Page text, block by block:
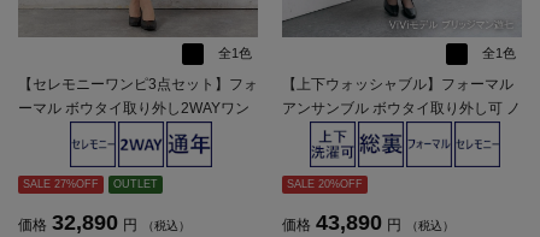
全1色
【セレモニーワンピ3点セット】フォ
ーマル ボウタイ取り外し2WAYワン
ピース／ツイード調ジャケット／V
開きジャケット SOFFICE 通年 礼服
【レディース】
SALE 27%OFF OUTLET
価格 32,890 円 （税込）
全1色
【上下ウォッシャブル】フォーマル
アンサンブル ボウタイ取り外し可 ノ
ーカラージャケット/ワンピース 黒無
地 ViVi 通年 礼服【レディース】
SALE 20%OFF
価格 43,890 円 （税込）